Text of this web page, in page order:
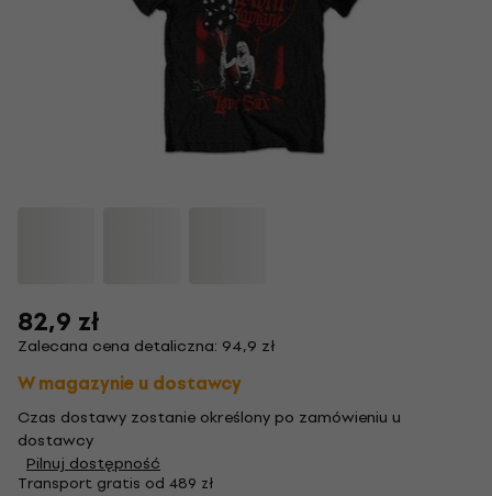
82,9 zł
Zalecana cena detaliczna: 94,9 zł
W magazynie u dostawcy
Czas dostawy zostanie określony po zamówieniu u
dostawcy
Pilnuj dostępność
Transport gratis od 489 zł